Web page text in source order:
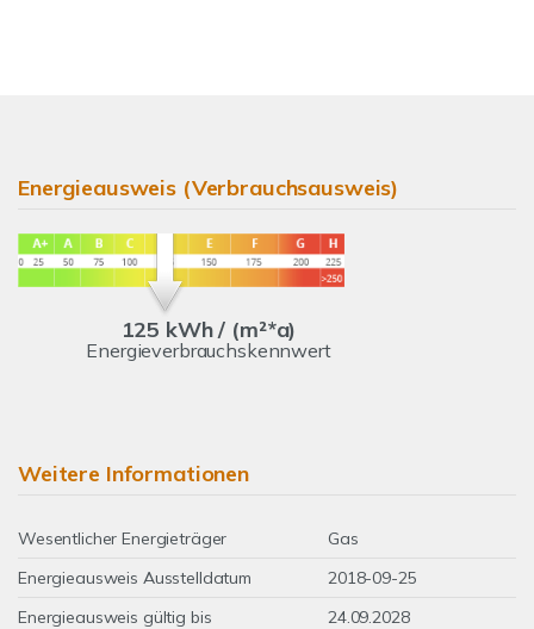
Energieausweis (Verbrauchsausweis)
125 kWh / (m²*a)
Energieverbrauchskennwert
Weitere Informationen
Wesentlicher Energieträger
Gas
Energieausweis Ausstelldatum
2018-09-25
Energieausweis gültig bis
24.09.2028